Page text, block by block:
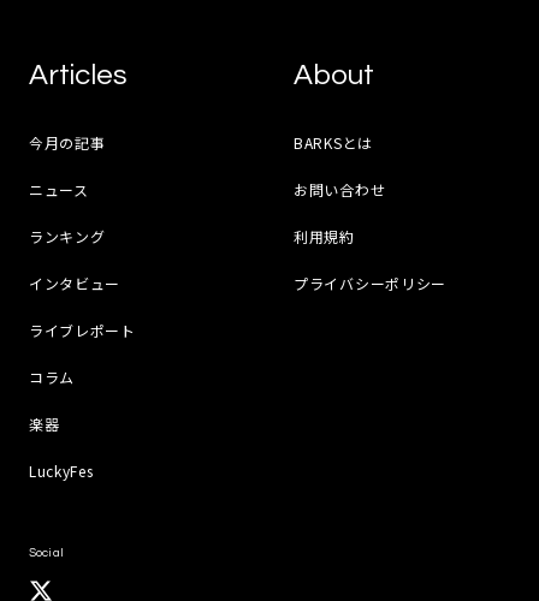
Articles
今月の記事
ニュース
ランキング
インタビュー
ライブレポート
コラム
楽器
LuckyFes
About
BARKSとは
お問い合わせ
利用規約
プライバシーポリシー
Social